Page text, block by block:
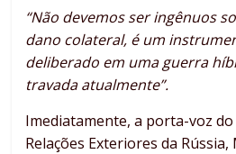
“Não devemos ser ingênuos
dano colateral, é um
deliberado em uma guerra
travada atualmente”.
Imediatamente, a porta-voz
Relações Exteriores da